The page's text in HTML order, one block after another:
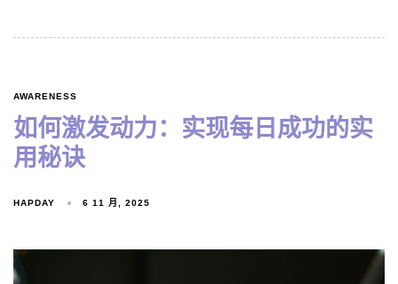
AWARENESS
如何激发动力：实现每日成功的实
用秘诀
HAPDAY 6 11 月, 2025